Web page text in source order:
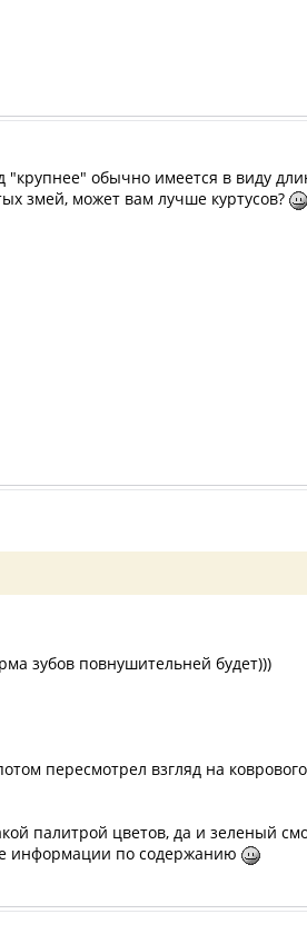
обычно имеется в виду
змей, может вам лучше куртусов?
зубов повнушительней будет)))
пересмотрел взгляд на
палитрой цветов, да и зеленый
информации по содержанию